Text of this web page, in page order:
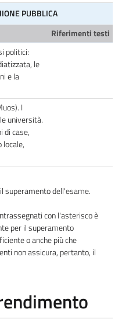
PUBBLICA
Riferimenti testi
politici:
le
e la
I
università.
di case,
superamento dell'esame.
con l'asterisco è
per il superamento
o anche più che
non assicura, pertanto, il